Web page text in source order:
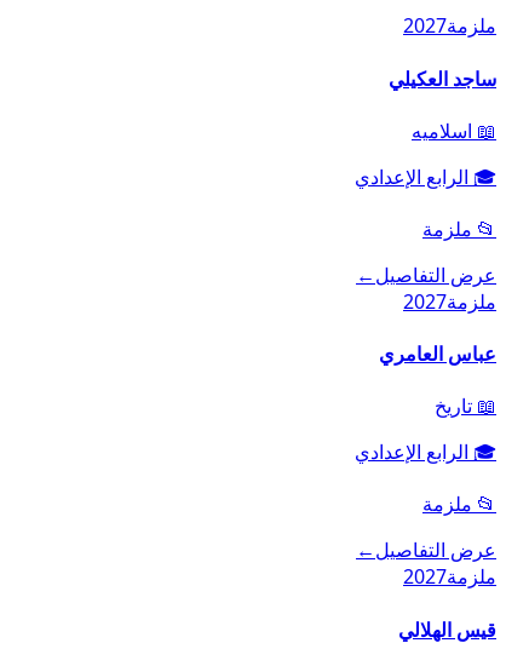
ملزمة2027
ساجد العكيلي
📖 اسلاميه
🎓 الرابع الإعدادي
📂 ملزمة
عرض التفاصيل←
ملزمة2027
عباس العامري
📖 تاريخ
🎓 الرابع الإعدادي
📂 ملزمة
عرض التفاصيل←
ملزمة2027
قيس الهلالي